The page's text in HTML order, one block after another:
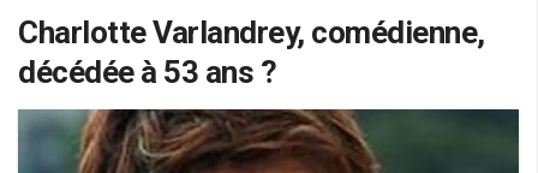
Charlotte Varlandrey, comédienne,
décédée à 53 ans ?